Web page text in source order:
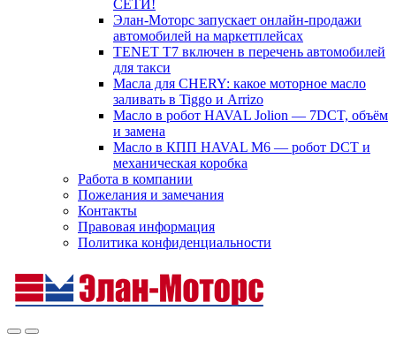
СЕТИ!
Элан-Моторс запускает онлайн-продажи
автомобилей на маркетплейсах
TENET T7 включен в перечень автомобилей
для такси
Масла для CHERY: какое моторное масло
заливать в Tiggo и Arrizo
Масло в робот HAVAL Jolion — 7DCT, объём
и замена
Масло в КПП HAVAL M6 — робот DCT и
механическая коробка
Работа в компании
Пожелания и замечания
Контакты
Правовая информация
Политика конфиденциальности